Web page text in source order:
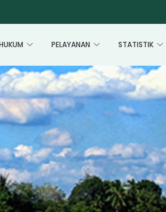
PELAYANAN STATISTIK